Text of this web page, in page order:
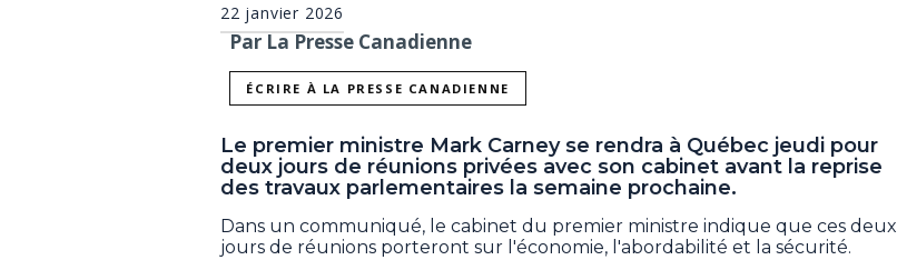
22 janvier 2026
Par La Presse Canadienne
ÉCRIRE À LA PRESSE CANADIENNE
Le premier ministre Mark Carney se rendra à Québec jeudi pour
deux jours de réunions privées avec son cabinet avant la reprise
des travaux parlementaires la semaine prochaine.
Dans un communiqué, le cabinet du premier ministre indique que ces deux
jours de réunions porteront sur l'économie, l'abordabilité et la sécurité.